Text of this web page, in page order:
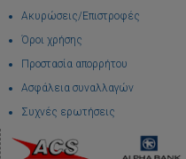
Ακυρώσεις/Επιστροφές
Όροι χρήσης
Προστασία απορρήτου
Ασφάλεια συναλλαγών
Συχνές ερωτήσεις